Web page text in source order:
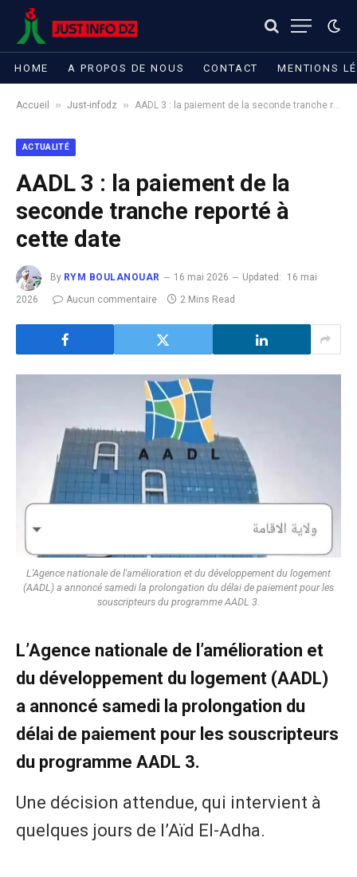
HOME A PROPOS DE NOUS CONTACT MENTIONS
Accueil » Just-infodz » AADL 3 : la paiement de la seconde tranche reporté à cette date
ACTUALITÉ
AADL 3 : la paiement de la
seconde tranche reporté à
cette date
By RYM BOULANOUAR 16 mai 2026 Updated:
16 mai
2026
Aucun commentaire 2 Mins Read
L'Agence nationale de l'amélioration et du développement du logement
(AADL) a annoncé samedi la prolongation du délai de paiement pour les
souscripteurs du programme AADL 3.
L’Agence nationale de l’amélioration et
du développement du logement (AADL)
a annoncé samedi la prolongation du
délai de paiement pour les souscripteurs
du programme AADL 3.
Une décision attendue, qui intervient à
quelques jours de l’Aïd El-Adha.